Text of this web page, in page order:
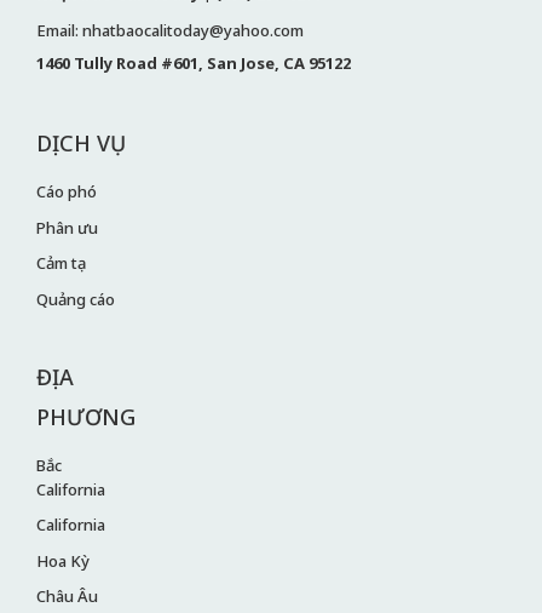
Email: nhatbaocalitoday@yahoo.com
1460 Tully Road #601, San Jose, CA 95122
DỊCH VỤ
Cáo phó
Phân ưu
Cảm tạ
Quảng cáo
ĐỊA
PHƯƠNG
Bắc
California
California
Hoa Kỳ
Châu Âu